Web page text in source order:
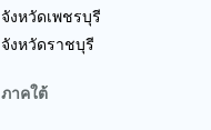
จังหวัดเพชรบุรี
จังหวัดราชบุรี
ภาคใต้